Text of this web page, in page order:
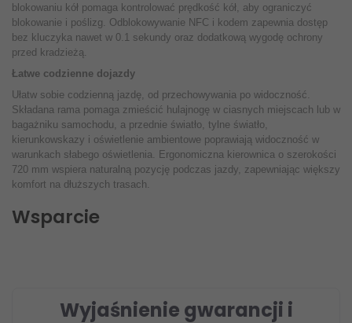
blokowaniu kół pomaga kontrolować prędkość kół, aby ograniczyć
blokowanie i poślizg. Odblokowywanie NFC i kodem zapewnia dostęp
bez kluczyka nawet w 0.1 sekundy oraz dodatkową wygodę ochrony
przed kradzieżą.
Łatwe codzienne dojazdy
Ułatw sobie codzienną jazdę, od przechowywania po widoczność.
Składana rama pomaga zmieścić hulajnogę w ciasnych miejscach lub w
bagażniku samochodu, a przednie światło, tylne światło,
kierunkowskazy i oświetlenie ambientowe poprawiają widoczność w
warunkach słabego oświetlenia. Ergonomiczna kierownica o szerokości
720 mm wspiera naturalną pozycję podczas jazdy, zapewniając większy
komfort na dłuższych trasach.
Wsparcie
Wyjaśnienie gwarancji i